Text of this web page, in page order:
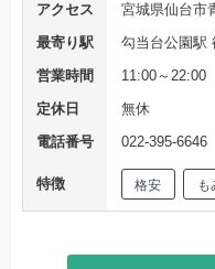
アクセス
宮城県仙台市
最寄り駅
勾当台公園駅
営業時間
11:00～22:00
定休日
無休
電話番号
022-395-6646
特徴 格安 も